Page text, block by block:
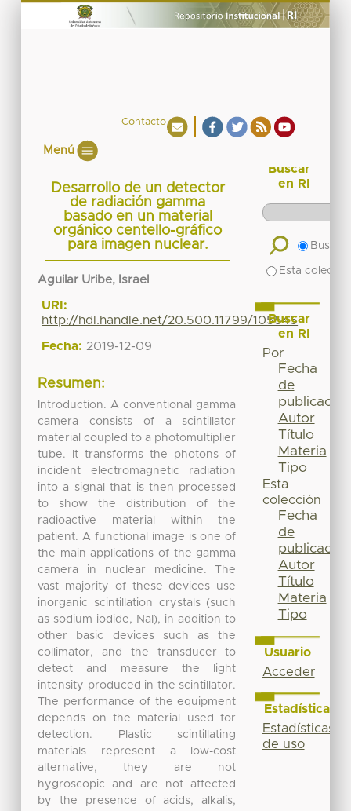
Contacto
Menú
Desarrollo de un detector
de radiación gamma
basado en un material
orgánico centello-gráfico
para imagen nuclear.
Aguilar Uribe, Israel
URI:
http://hdl.handle.net/20.500.11799/105545
Fecha: 2019-12-09
Resumen:
Introduction. A conventional gamma
camera consists of a scintillator
material coupled to a photomultiplier
tube. It transforms the photons of
incident electromagnetic radiation
into a signal that is then processed
to show the distribution of the
radioactive material within the
patient. A functional image is one of
the main applications of the gamma
camera in nuclear medicine. The
vast majority of these devices use
inorganic scintillation crystals (such
as sodium iodide, NaI), in addition to
other basic devices such as the
collimator, and the transducer to
detect and measure the light
intensity produced in the scintillator.
The performance of the equipment
depends on the material used for
detection. Plastic scintillating
materials represent a low-cost
alternative, they are not
hygroscopic and are not affected
by the presence of acids, alkalis,
Buscar
en RI
Buscar
Esta
Buscar
en RI
Por
Fecha
de
publicación
Autor
Título
Materia
Tipo
Esta
colección
Fecha
de
publicación
Autor
Título
Materia
Tipo
Usuario
Acceder
Estadísticas
Estadísticas
de uso